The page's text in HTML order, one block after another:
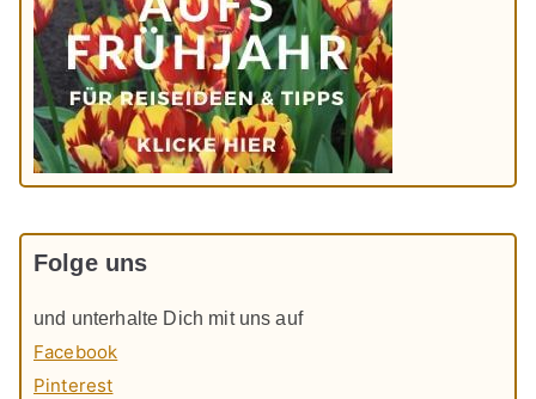
Folge uns
und unterhalte Dich mit uns auf
Facebook
Pinterest